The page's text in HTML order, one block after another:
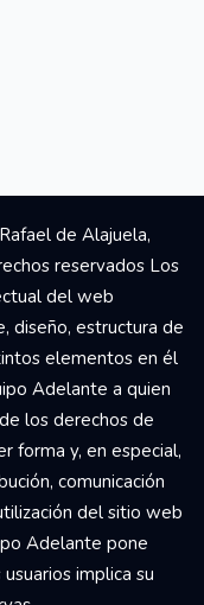
de Alajuela,
reservados Los
del web
diseño, estructura de
elementos en él
Adelante a quien
los derechos de
forma y, en especial,
comunicación
del sitio web
Adelante pone
implica su